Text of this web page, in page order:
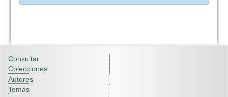
Consultar
Colecciones
Autores
Temas